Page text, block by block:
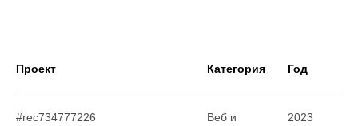
Проект Категория Год
#rec734777226
Веб и
2023